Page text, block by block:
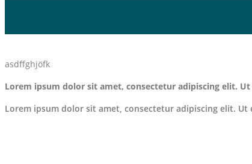
asdffghjöfk
Lorem ipsum dolor sit amet, consectetur adipiscing elit.
Lorem ipsum dolor sit amet, consectetur adipiscing elit.